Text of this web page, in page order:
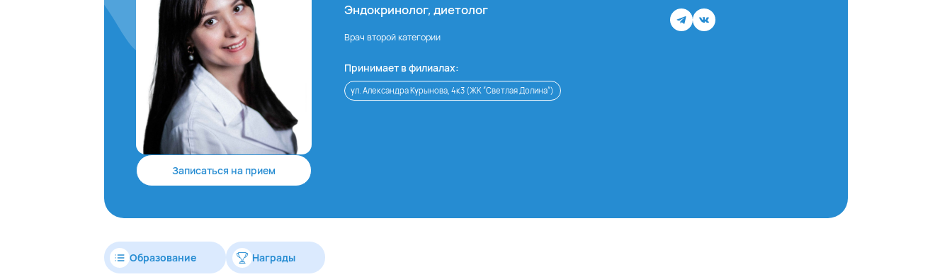
Записаться на прием
Эндокринолог, диетолог
Врач второй категории
Принимает в филиалах:
ул. Александра Курынова, 4к3 (ЖК “Светлая Долина“)
Образование Награды